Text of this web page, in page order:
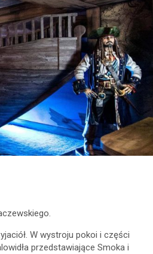
W wystroju pokoi i części
przedstawiające Smoka i